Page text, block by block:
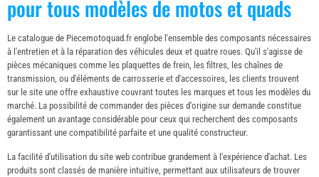
pour tous modèles de motos et quads
Le catalogue de Piecemotoquad.fr englobe l'ensemble des composants nécessaires
à l'entretien et à la réparation des véhicules deux et quatre roues. Qu'il s'agisse de
pièces mécaniques comme les plaquettes de frein, les filtres, les chaînes de
transmission, ou d'éléments de carrosserie et d'accessoires, les clients trouvent
sur le site une offre exhaustive couvrant toutes les marques et tous les modèles du
marché. La possibilité de commander des pièces d'origine sur demande constitue
également un avantage considérable pour ceux qui recherchent des composants
garantissant une compatibilité parfaite et une qualité constructeur.
La facilité d'utilisation du site web contribue grandement à l'expérience d'achat. Les
produits sont classés de manière intuitive, permettant aux utilisateurs de trouver